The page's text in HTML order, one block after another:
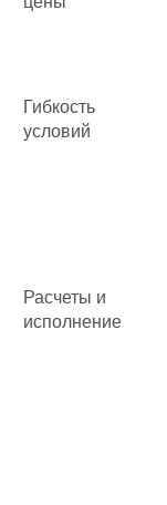
Гибкость
условий
Расчеты и
исполнение